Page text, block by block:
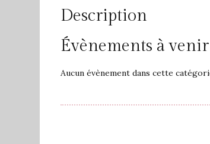
Description
Évènements à venir
Aucun évènement dans cette